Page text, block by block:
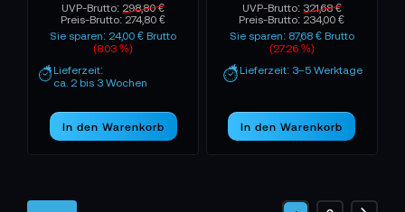
UVP-Brutto: 298,80 €
Preis-Brutto: 274,80 €
Sie sparen: 24,00 € Brutto
(8.03 %)
Lieferzeit:
ca. 2 bis 3 Wochen
In den Warenkorb
UVP-Brutto: 321,68 €
Preis-Brutto: 234,00 €
Sie sparen: 87,68 € Brutto
(27.26 %)
Lieferzeit: 3–5 Werktage
In den Warenkorb
Seite